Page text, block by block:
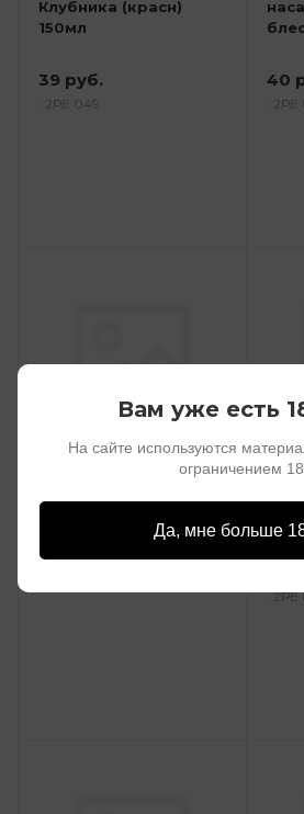
Клубника (красн)
150мл
39 руб.
: 2РЕ 049
40
: 2РЕ
металлический
49 руб.
: 2РЕ
Вам уже есть
На сайте используются
ограничением
Да, мне больше